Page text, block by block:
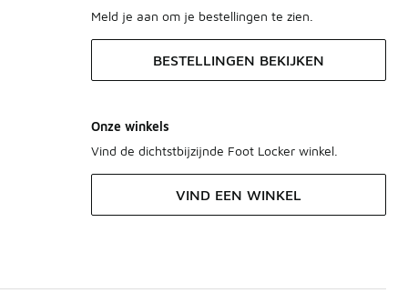
Meld je aan om je bestellingen te zien.
BESTELLINGEN BEKIJKEN
Onze winkels
Vind de dichtstbijzijnde Foot Locker winkel.
VIND EEN WINKEL